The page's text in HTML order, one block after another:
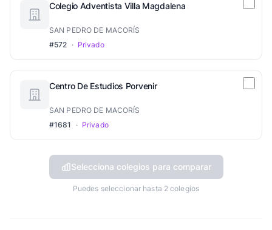
Colegio Adventista Villa Magdalena
SAN PEDRO DE MACORÍS
#572 · Privado
Centro De Estudios Porvenir
SAN PEDRO DE MACORÍS
#1681
· Privado
Selecciona colegios para comparar
Puedes seleccionar hasta 2 colegios